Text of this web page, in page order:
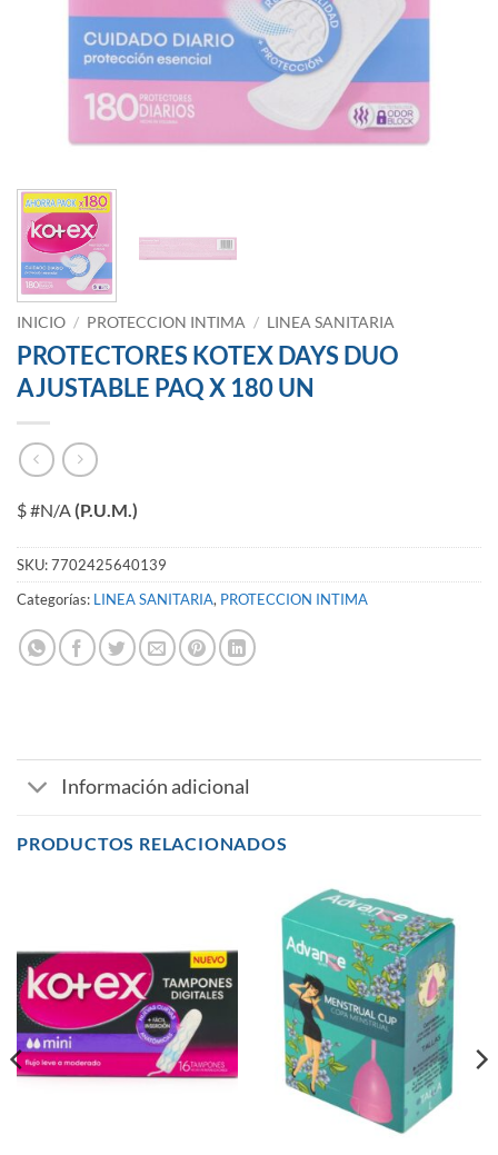
INICIO / PROTECCION INTIMA / LINEA SANITARIA
PROTECTORES KOTEX DAYS DUO
AJUSTABLE PAQ X 180 UN
$ #N/A (P.U.M.)
SKU:7702425640139
Categorías: LINEA SANITARIA, PROTECCION INTIMA
Información adicional
PRODUCTOS RELACIONADOS